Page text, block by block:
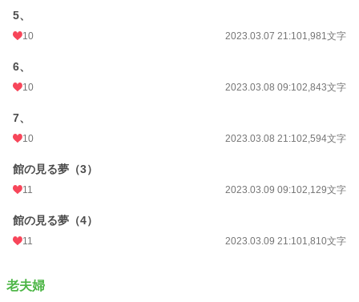
5、
10 2023.03.07 21:101,981文字
6、
10 2023.03.08 09:102,843文字
7、
10 2023.03.08 21:102,594文字
館の見る夢（3）
11 2023.03.09 09:102,129文字
館の見る夢（4）
11 2023.03.09 21:101,810文字
老夫婦